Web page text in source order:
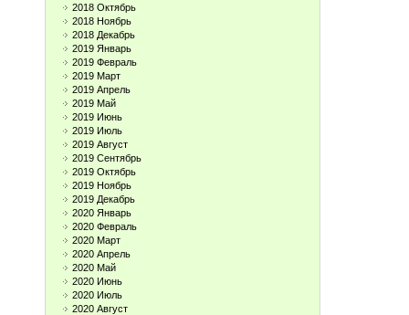
2018 Октябрь
2018 Ноябрь
2018 Декабрь
2019 Январь
2019 Февраль
2019 Март
2019 Апрель
2019 Май
2019 Июнь
2019 Июль
2019 Август
2019 Сентябрь
2019 Октябрь
2019 Ноябрь
2019 Декабрь
2020 Январь
2020 Февраль
2020 Март
2020 Апрель
2020 Май
2020 Июнь
2020 Июль
2020 Август